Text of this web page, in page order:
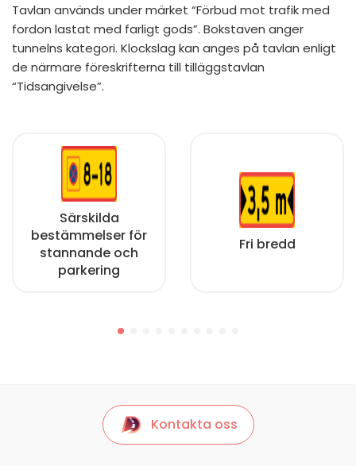
Tavlan används under märket “Förbud mot trafik med
fordon lastat med farligt gods”. Bokstaven anger
tunnelns kategori. Klockslag kan anges på tavlan enligt
de närmare föreskrifterna till tilläggstavlan
“Tidsangivelse”.
Särskilda
bestämmelser för
stannande och
parkering
Fri bredd
Kontakta oss